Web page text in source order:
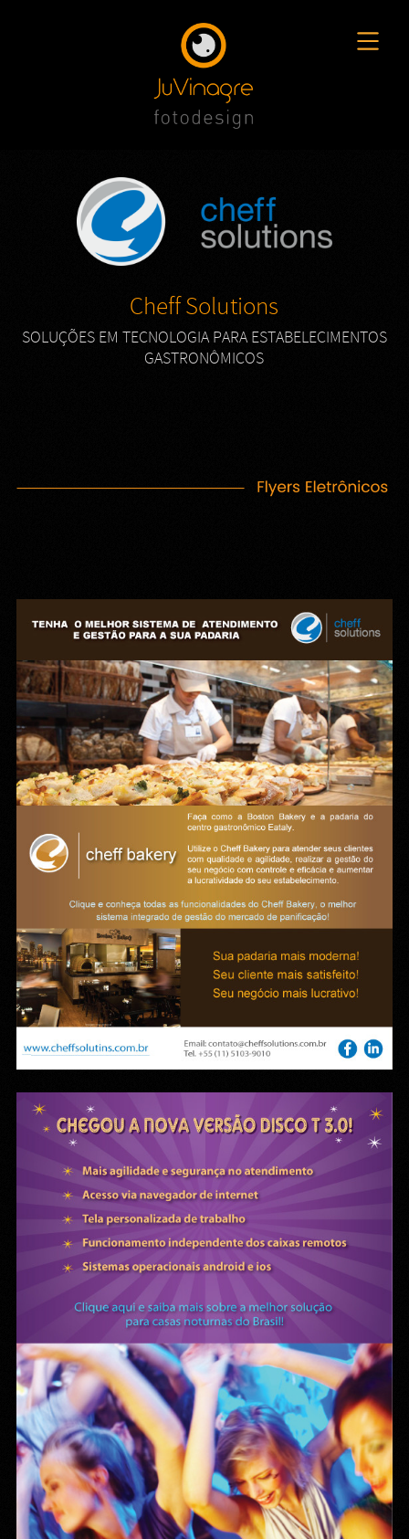
Cheff Solutions
SOLUÇÕES EM TECNOLOGIA PARA ESTABELECIMENTOS
GASTRONÔMICOS